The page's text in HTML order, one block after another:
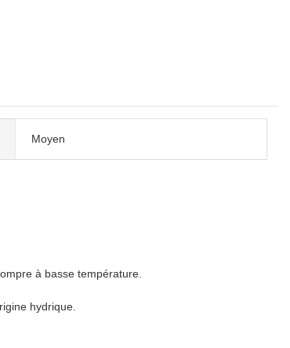
Moyen
à basse température.
hydrique.